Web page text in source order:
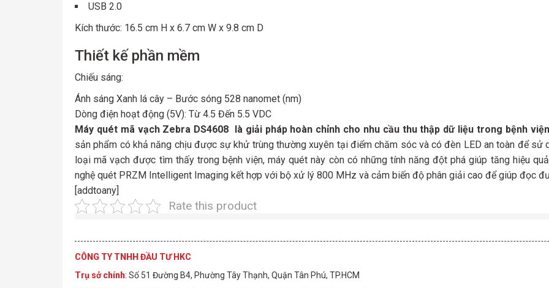
USB 2.0
Kích thước: 16.5 cm H x 6.7 cm W x 9.8 cm D
Thiết kế phần mềm
Chiếu sáng:
Ánh sáng Xanh lá cây – Bước sóng 528 nanomet (nm)
Dòng điện hoạt động (5V): Từ 4.5 Đến 5.5 VDC
Máy quét mã vạch Zebra DS4608 là giải pháp hoàn chỉnh cho nhu cầu thu thập dữ liệu trong bệnh viện
sản phẩm có khả năng chịu được sự khử trùng thường xuyên tại điểm chăm sóc và có đèn LED an toàn để sử
loại mã vạch được tìm thấy trong bệnh viện, máy quét này còn có những tính năng đột phá giúp tăng hiệu
nghệ quét PRZM Intelligent Imaging kết hợp với bộ xử lý 800 MHz và cảm biến độ phân giải cao để giúp đọc
[addtoany]
Rate this product
CÔNG TY TNHH ĐẦU TƯ HKC
Trụ sở chính: Số 51 Đường B4, Phường Tây Thạnh, Quận Tân Phú, TP.HCM